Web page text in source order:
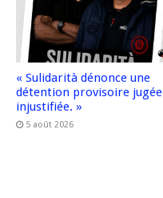
« Sulidarità dénonce une
détention provisoire jugée
injustifiée. »
5 août 2026